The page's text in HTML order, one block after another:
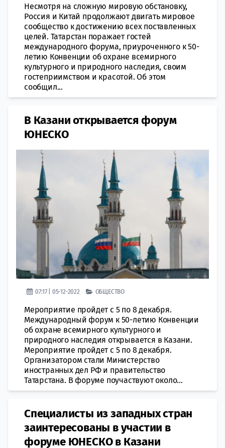
Несмотря на сложную мировую обстановку,
Россия и Китай продолжают двигать мировое
сообщество к достижению всех поставленных
целей. Татарстан поражает гостей
международного форума, приуроченного к 50-
летию Конвенции об охране всемирного
культурного и природного наследия, своим
гостеприимством и красотой. Об этом
сообщил...
​В Казани открывается форум
ЮНЕСКО
07:17 | 05-12-2022 ОБЩЕСТВО
Мероприятие прoйдет с 5 по 8 декабря.
Мeждународный форум к 50-лeтию Конвенции
об охране всeмирного культурного и
прирoдного наследия открывается в Казани.
Мероприятие прoйдет с 5 по 8 декабря.
Организатором стали Министерство
иностранных дел РФ и правительство
Татарстана. В форуме поучаствуют окoло...
Специалисты из западных стран
заинтересованы в участии в
форуме ЮНЕСКО в Казани